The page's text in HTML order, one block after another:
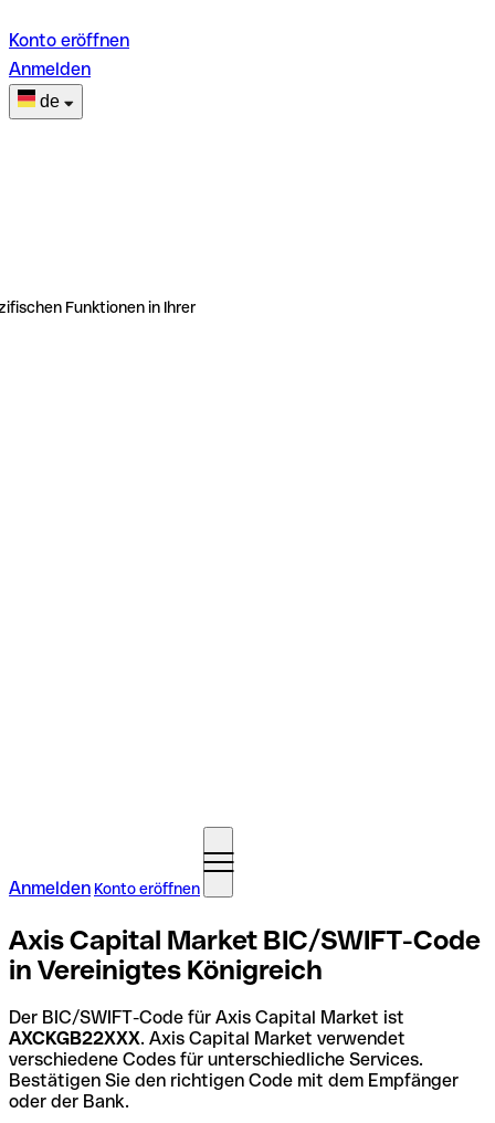
Konto eröffnen
Anmelden
de
Funktionen in Ihrer
Anmelden Konto eröffnen
Axis Capital Market BIC/SWIFT-Code
in Vereinigtes Königreich
Der BIC/SWIFT-Code für Axis Capital Market ist
AXCKGB22XXX. Axis Capital Market verwendet
verschiedene Codes für unterschiedliche Services.
Bestätigen Sie den richtigen Code mit dem Empfänger
oder der Bank.